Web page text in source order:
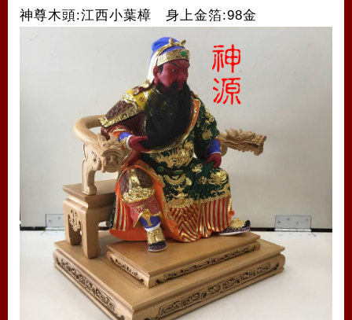
神尊木頭:江西小葉樟 身上金箔:98金